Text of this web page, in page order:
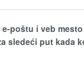
e-poštu i veb
sledeći put kada